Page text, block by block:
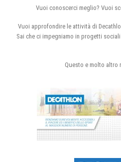
Vuoi conoscerci meglio? Vuoi
Vuoi approfondire le attività di
Sai che ci impegniamo in progetti
Questo e molto altro